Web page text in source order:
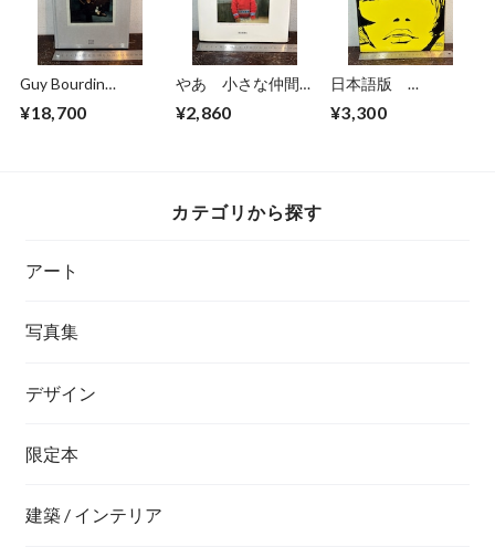
Guy Bourdin
¥18,700
やあ 小さな仲間た
¥2,860
日本語版
CREPAX
¥3,300
カテゴリから探す
アート
写真集
デザイン
限定本
建築 / インテリア